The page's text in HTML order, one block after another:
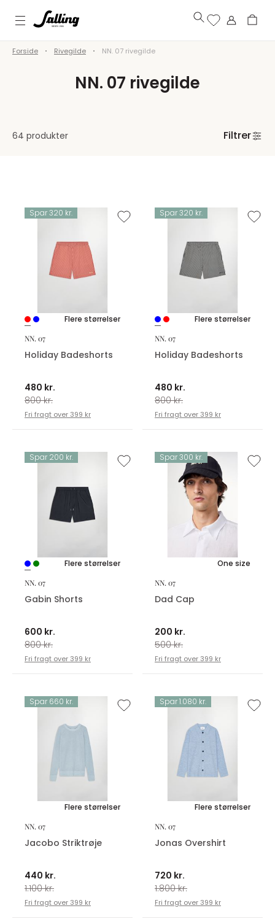
Forside Rivegilde NN. 07 rivegilde
NN. 07 rivegilde
64 produkter Filtrer
Spar 320 kr.
Flere størrelser
NN. 07
Holiday Badeshorts
480 kr.
800 kr.
Fri fragt over 399 kr
Spar 320 kr.
Flere størrelser
NN. 07
Holiday Badeshorts
480 kr.
800 kr.
Fri fragt over 399 kr
Spar 200 kr.
Flere størrelser
NN. 07
Gabin Shorts
600 kr.
800 kr.
Fri fragt over 399 kr
Spar 300 kr.
One size
NN. 07
Dad Cap
200 kr.
500 kr.
Fri fragt over 399 kr
Spar 660 kr.
Flere størrelser
NN. 07
Jacobo Striktrøje
440 kr.
1.100 kr.
Fri fragt over 399 kr
Spar 1.080 kr.
Flere størrelser
NN. 07
Jonas Overshirt
720 kr.
1.800 kr.
Fri fragt over 399 kr